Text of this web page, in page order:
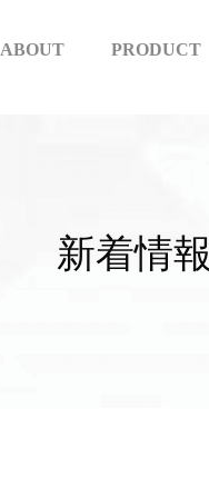
ABOUT PRODUCT
新着情報